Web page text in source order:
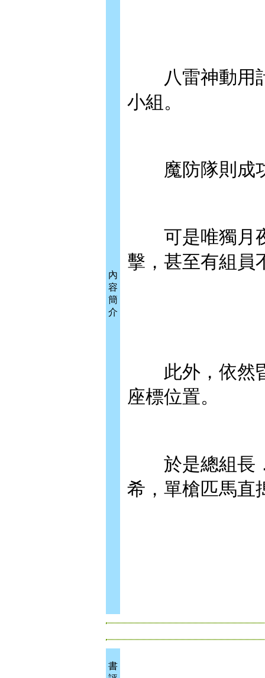
內
容
簡
介
八雷神動用計
小組。
魔防隊則成功
可是唯獨月夜
擊，甚至有組
此外，依然昏
座標位置。
於是總組長．
希，單槍匹馬
書